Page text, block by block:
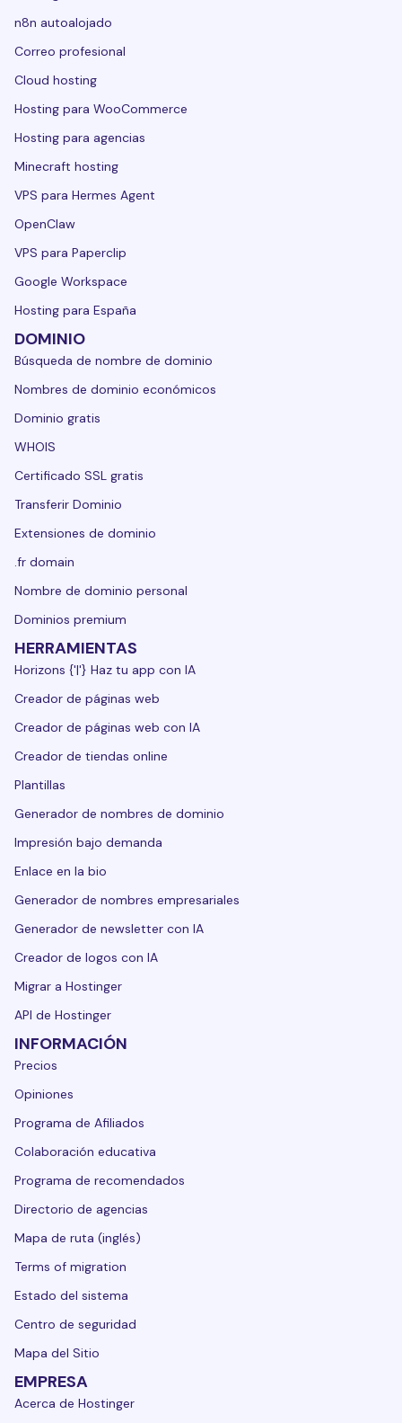
n8n autoalojado
Correo profesional
Cloud hosting
Hosting para WooCommerce
Hosting para agencias
Minecraft hosting
VPS para Hermes Agent
OpenClaw
VPS para Paperclip
Google Workspace
Hosting para España
DOMINIO
Búsqueda de nombre de dominio
Nombres de dominio económicos
Dominio gratis
WHOIS
Certificado SSL gratis
Transferir Dominio
Extensiones de dominio
.fr domain
Nombre de dominio personal
Dominios premium
HERRAMIENTAS
Horizons {'|'} Haz tu app con IA
Creador de páginas web
Creador de páginas web con IA
Creador de tiendas online
Plantillas
Generador de nombres de dominio
Impresión bajo demanda
Enlace en la bio
Generador de nombres empresariales
Generador de newsletter con IA
Creador de logos con IA
Migrar a Hostinger
API de Hostinger
INFORMACIÓN
Precios
Opiniones
Programa de Afiliados
Colaboración educativa
Programa de recomendados
Directorio de agencias
Mapa de ruta (inglés)
Terms of migration
Estado del sistema
Centro de seguridad
Mapa del Sitio
EMPRESA
Acerca de Hostinger